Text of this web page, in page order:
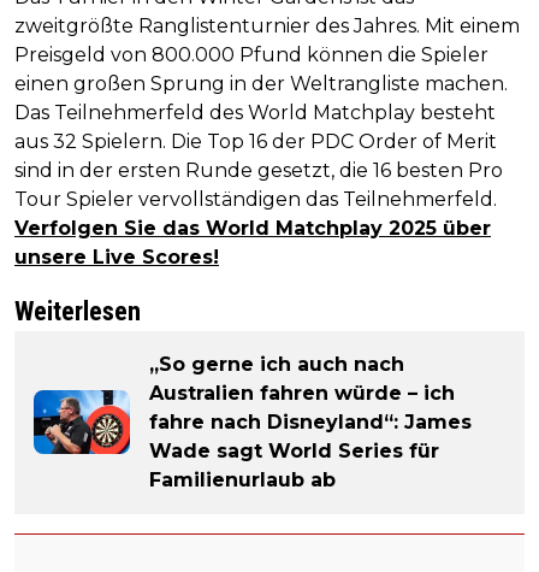
zweitgrößte Ranglistenturnier des Jahres. Mit einem
Preisgeld von 800.000 Pfund können die Spieler
einen großen Sprung in der Weltrangliste machen.
Das Teilnehmerfeld des World Matchplay besteht
aus 32 Spielern. Die Top 16 der PDC Order of Merit
sind in der ersten Runde gesetzt, die 16 besten Pro
Tour Spieler vervollständigen das Teilnehmerfeld.
Verfolgen Sie das World Matchplay 2025 über
unsere Live Scores!
Weiterlesen
„So gerne ich auch nach
Australien fahren würde – ich
fahre nach Disneyland“: James
Wade sagt World Series für
Familienurlaub ab